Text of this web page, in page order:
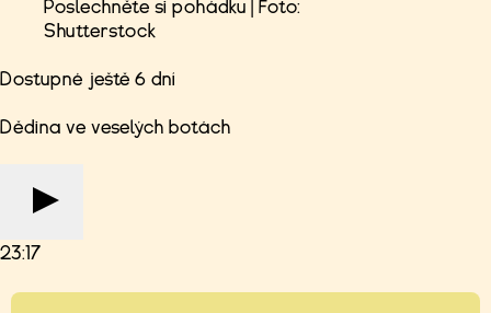
Poslechněte si pohádku | Foto:
Shutterstock
Dostupné ještě 6 dní
Dědina ve veselých botách
23:17